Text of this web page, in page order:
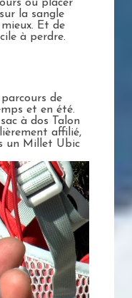
où placer
la sangle
Et de
à perdre.
de
et en été.
à dos Talon
affilié,
un Millet Ubic